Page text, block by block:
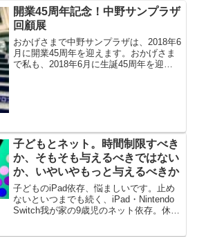
開業45周年記念！中野サンプラザ
回顧展
おかげさまで中野サンプラザは、2018年6
月に開業45周年を迎えます。おかげさま
で私も、2018年6月に生誕45周年を迎え
子どもとネット。時間制限すべき
か、そもそも与えるべきではない
か、いやいやもっと与えるべきか
子どものiPad依存、悩ましいです。止め
ないといつまでも続く、iPad・Nintendo
Switch我が家の9歳児のネット依存。休校